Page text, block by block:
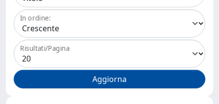
In ordine:
Risultati/Pagina